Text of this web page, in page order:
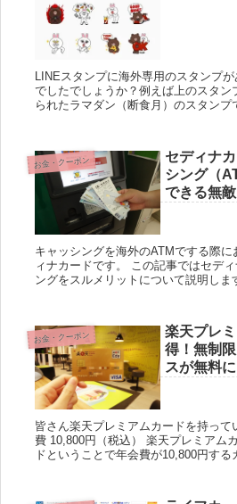
LINEスタンプに海外専用のスタンプ
でしたでしょうか？例えば上のスタン
られたラマダン（断食月）のスタン
お金・クーポン
セディナ
シング（
できる無
キャッシングを海外のATMでする際
ィナカードです。 この記事ではセデ
ングをスルメリットについて説明しま
お金・クーポン
楽天プレ
得！無制
スが無料に
皆さん楽天プレミアムカードを持って
費 10,800円（税込） 楽天プレミアム
ドということで年会費が10,800円す